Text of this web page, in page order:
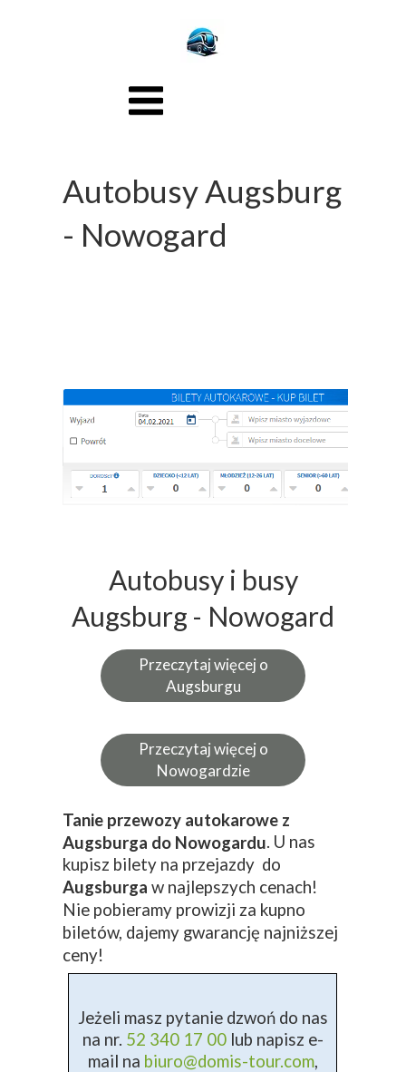
Przeczytaj więcej o
Augsburgu
Przeczytaj więcej o
Nowogardzie
Autobusy i busy
Augsburg - Nowogard
Tanie przewozy autokarowe z
Augsburga do Nowogardu. U nas
kupisz bilety na przejazdy do
Augsburga w najlepszych cenach!
Nie pobieramy prowizji za kupno
biletów, dajemy gwarancję najniższej
ceny!
Jeżeli masz pytanie dzwoń do nas
na nr. 52 340 17 00lub napisz e-
mail na biuro@domis-tour.com,
Autobusy Augsburg
- Nowogard